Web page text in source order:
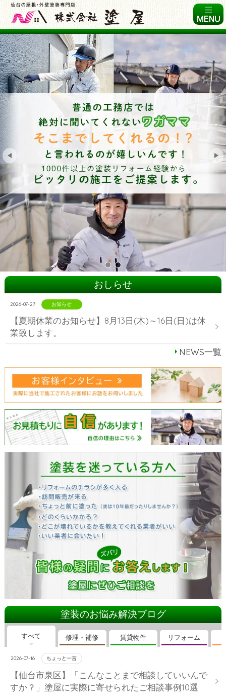
塗屋 外装 外壁 塗装 仙台
塗屋 外装 外壁 塗装 仙
おしらせ
2026-07-27 お知らせ
【夏期休業のお知らせ】8月13日(木)～16日(日)は休
業致します。
NEWS一覧
塗装のお悩み解決ブログ
すべて 修理・補修 賃貸物件 リフォーム
2026-07-16 ちょっと一言
【仙台市泉区】「こんなことまで相談していいんで
すか？」塗屋に実際に寄せられたご相談事例10選